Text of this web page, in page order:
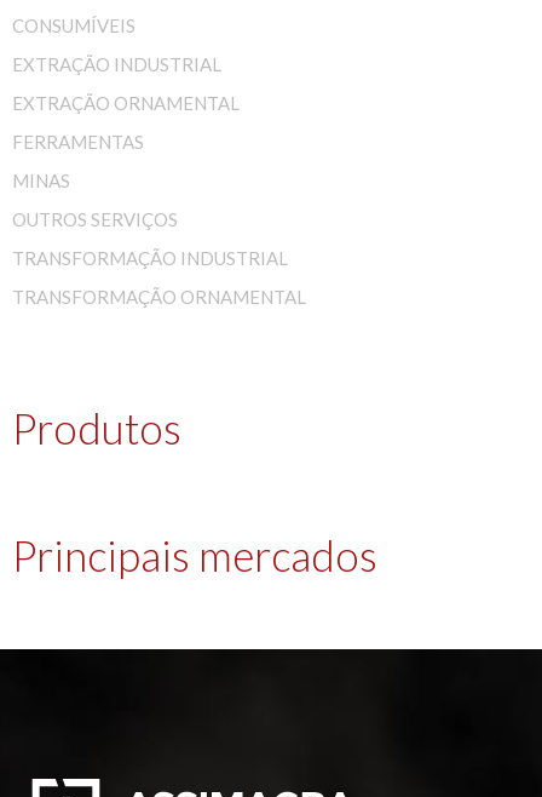
CONSUMÍVEIS
EXTRAÇÃO INDUSTRIAL
EXTRAÇÃO ORNAMENTAL
FERRAMENTAS
MINAS
OUTROS SERVIÇOS
TRANSFORMAÇÃO INDUSTRIAL
TRANSFORMAÇÃO ORNAMENTAL
Produtos
Principais mercados